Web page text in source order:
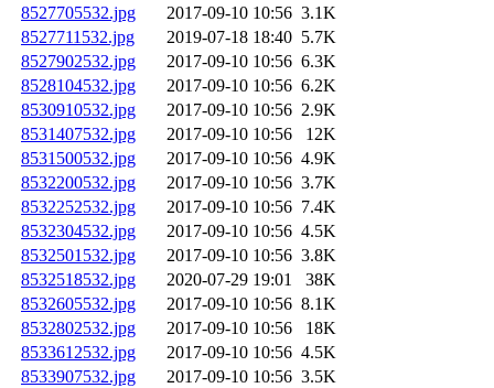
8527705532.jpg
2017-09-10 10:56 3.1K
8527711532.jpg
2019-07-18 18:40 5.7K
8527902532.jpg
2017-09-10 10:56 6.3K
8528104532.jpg
2017-09-10 10:56 6.2K
8530910532.jpg
2017-09-10 10:56 2.9K
8531407532.jpg
2017-09-10 10:56
12K
8531500532.jpg
2017-09-10 10:56 4.9K
8532200532.jpg
2017-09-10 10:56 3.7K
8532252532.jpg
2017-09-10 10:56 7.4K
8532304532.jpg
2017-09-10 10:56 4.5K
8532501532.jpg
2017-09-10 10:56 3.8K
8532518532.jpg
2020-07-29 19:01
38K
8532605532.jpg
2017-09-10 10:56 8.1K
8532802532.jpg
2017-09-10 10:56
18K
8533612532.jpg
2017-09-10 10:56 4.5K
8533907532.jpg
2017-09-10 10:56 3.5K